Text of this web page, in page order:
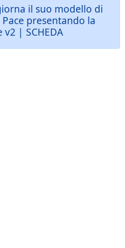
il suo modello di
Pace presentando la
v2 | SCHEDA